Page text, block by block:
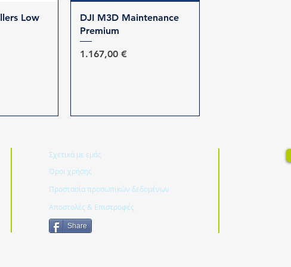
Low
Γρήγορη προβολή
DJI M3D Maintenance
Premium
Τιμή
1.167,00 €
Σχετικά με εμάς
Όροι χρήσης
Προστασία προσωπικών δεδομένων
Share
Αποστολές & Επιστροφές